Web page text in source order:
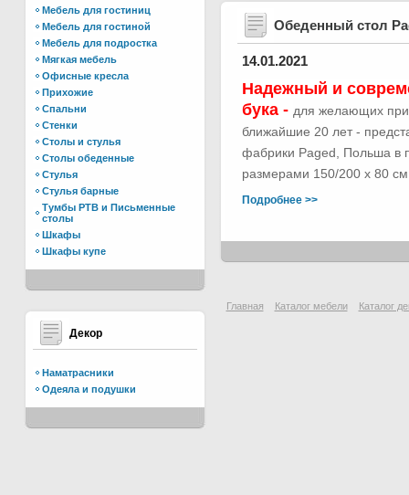
Мебель для гостиниц
Мебель для гостиной
Мебель для подростка
Мягкая мебель
Офисные кресла
Прихожие
Спальни
Стенки
Столы и стулья
Столы обеденные
Стулья
Стулья барные
Тумбы РТВ и Письменные
столы
Шкафы
Шкафы купе
Декор
Наматрасники
Одеяла и подушки
Обеденный стол
14.01.2021
Надежный и
бука - для желающих
ближайшие 20 лет -
фабрики Paged, Польша в
размерами 150/200 х 80
Подробнее >>
Главная Каталог мебели Каталог